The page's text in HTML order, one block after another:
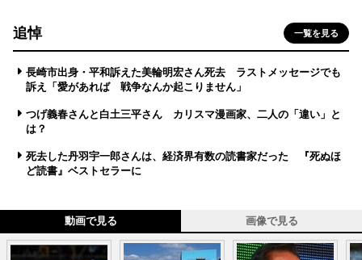
追悼 一覧を見る
長崎市出身・平和訴えた美輪明宏さん死去 ラストメッセージでも
訴え「愛があれば 戦争なんか起こりません」
つげ義春さんと白土三平さん カリスマ漫画家、二人の「違い」と
は？
死去した丹羽宇一郎さんは、経済界有数の読書家だった 『死ぬほ
ど読書』ベストセラーに
動画で見る 画像で見る